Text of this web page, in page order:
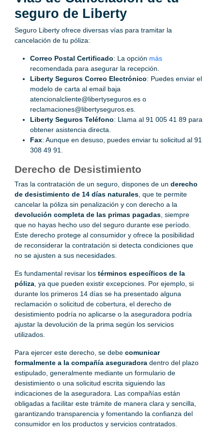
seguro de Liberty
Seguro Liberty ofrece diversas vías para tramitar la
cancelación de tu póliza:
Correo Postal Certificado: La opción más
recomendada para asegurar la recepción.
Liberty Seguros Correo Electrónico: Puedes enviar el
modelo de carta al email baja
atencionalcliente@libertyseguros.es o
reclamaciones@libertyseguros.es.
Liberty Seguros Teléfono: Llama al 91 005 41 89 para
obtener asistencia directa.
Fax: Aunque en desuso, puedes enviar tu solicitud al 91
308 49 91.
Derecho de Desistimiento
Tras la contratación de un seguro, dispones de un derecho
de desistimiento de 14 días naturales , que te permite
cancelar la póliza sin penalización y con derecho a la
devolución completa de las primas pagadas , siempre
que no hayas hecho uso del seguro durante ese período.
Este derecho protege al consumidor y ofrece la posibilidad
de reconsiderar la contratación si detecta condiciones que
no se ajusten a sus necesidades.
Es fundamental revisar los términos específicos de la
póliza , ya que pueden existir excepciones. Por ejemplo, si
durante los primeros 14 días se ha presentado alguna
reclamación o solicitud de cobertura, el derecho de
desistimiento podría no aplicarse o la aseguradora podría
ajustar la devolución de la prima según los servicios
utilizados.
Para ejercer este derecho, se debe comunicar
formalmente a la compañía aseguradora dentro del plazo
estipulado, generalmente mediante un formulario de
desistimiento o una solicitud escrita siguiendo las
indicaciones de la aseguradora. Las compañías están
obligadas a facilitar este trámite de manera clara y sencilla,
garantizando transparencia y fomentando la confianza del
consumidor en los productos y servicios contratados.